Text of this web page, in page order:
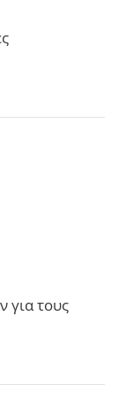
για τους